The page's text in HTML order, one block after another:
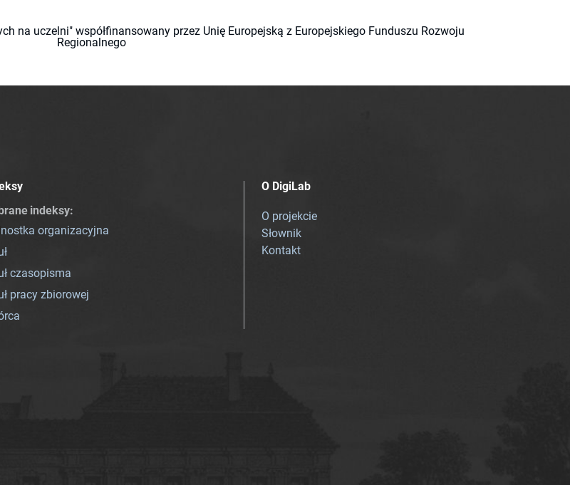
na uczelni" współfinansowany przez Unię Europejską z Europejskiego Funduszu Rozwoju
Regionalnego
indeksy:
organizacyjna
czasopisma
pracy zbiorowej
O DigiLab
O projekcie
Słownik
Kontakt